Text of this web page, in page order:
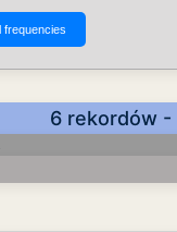
6 rekordów -